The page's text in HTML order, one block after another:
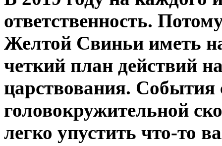
ответственность.
Желтой Свиньи иметь
четкий план действий
царствования. События
головокружительной
легко упустить что-то